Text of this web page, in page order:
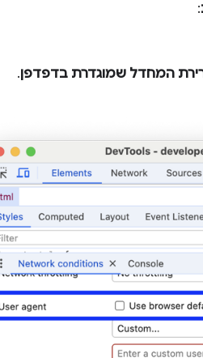
:
המחדל שמוגדרת בדפדפן.